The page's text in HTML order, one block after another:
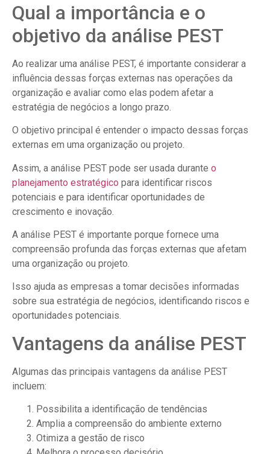
Qual a importância e o
objetivo da análise PEST
Ao realizar uma análise PEST, é importante considerar a
influência dessas forças externas nas operações da
organização e avaliar como elas podem afetar a
estratégia de negócios a longo prazo.
O objetivo principal é entender o impacto dessas forças
externas em uma organização ou projeto.
Assim, a análise PEST pode ser usada durante o
planejamento estratégico para identificar riscos
potenciais e para identificar oportunidades de
crescimento e inovação.
A análise PEST é importante porque fornece uma
compreensão profunda das forças externas que afetam
uma organização ou projeto.
Isso ajuda as empresas a tomar decisões informadas
sobre sua estratégia de negócios, identificando riscos e
oportunidades potenciais.
Vantagens da análise PEST
Algumas das principais vantagens da análise PEST
incluem:
Possibilita a identificação de tendências
Amplia a compreensão do ambiente externo
Otimiza a gestão de risco